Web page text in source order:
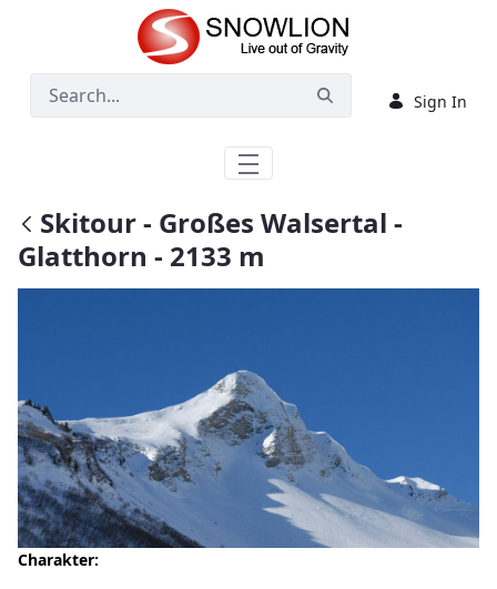
Skip to Main Content
Sign In
Skitour - Großes Walsertal -
Glatthorn - 2133 m
Charakter: